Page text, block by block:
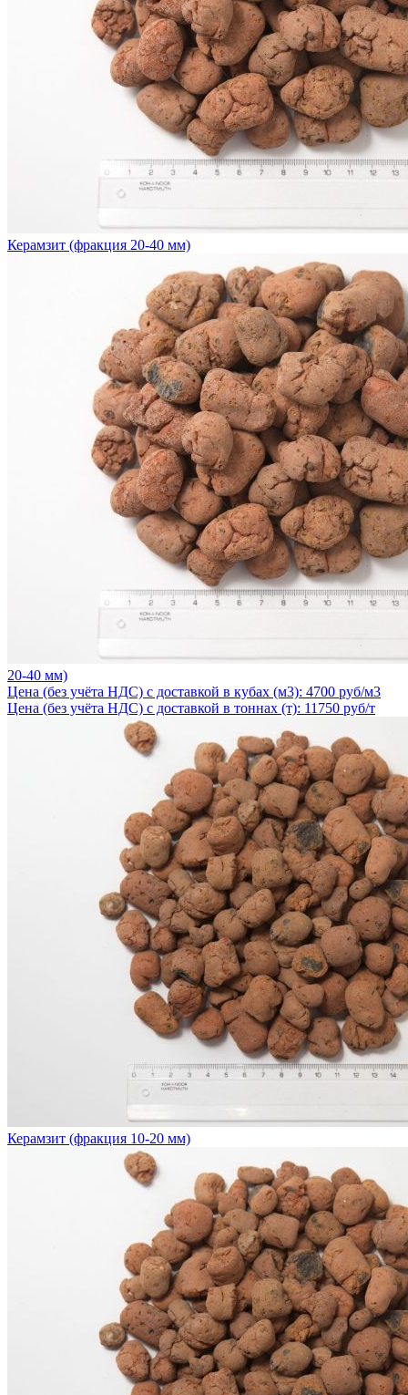
Керамзит (фракция 20-40 мм)
20-40 мм)
Цена (без учёта НДС) с доставкой в кубах (м3): 4700 руб/м3
Цена (без учёта НДС) с доставкой в тоннах (т): 11750 руб/т
Керамзит (фракция 10-20 мм)